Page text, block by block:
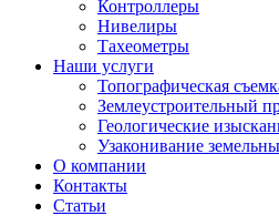
Контроллеры
Нивелиры
Тахеометры
Наши услуги
Топографическая
Землеустроительный
Геологические
Узаконивание
О компании
Контакты
Статьи